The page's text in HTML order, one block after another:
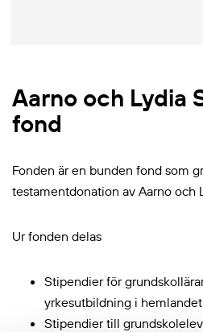
Aarno och Lydia
fond
Fonden är en bunden fond som
testamentdonation av Aarno och
Ur fonden delas
Stipendier för
yrkesutbildning i
Stipendier till